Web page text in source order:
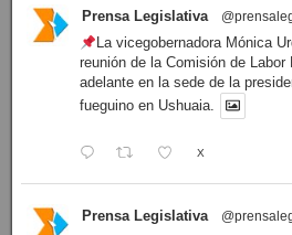
Prensa Legislativa
fueguino. Noticias y
institucional.
Prensa Legislativa